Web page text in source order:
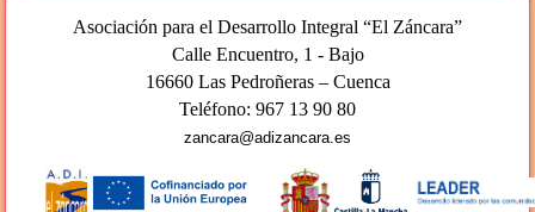
Asociación para el Desarrollo Integral “El Záncara”
Calle Encuentro, 1 - Bajo
16660 Las Pedroñeras – Cuenca
Teléfono: 967 13 90 80
zancara@adizancara.es